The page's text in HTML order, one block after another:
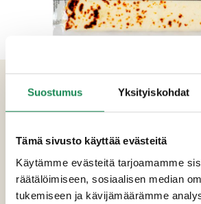
Suostumus Yksityiskohdat
Tämä sivusto käyttää evästeitä
Käytämme evästeitä tarjoamamme
räätälöimiseen, sosiaalisen median
tukemiseen ja kävijämäärämme
TUOTETIEDOT
Pastöroitu täysMAITO, suola,
Pakkauskoot